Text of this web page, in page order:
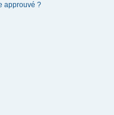
approuvé ?